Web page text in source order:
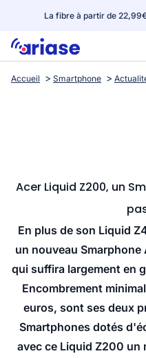
La fibre à partir de
Box internet
Streaming
Accueil Smartphone
Acer Liquid Z200, un
En plus de son Liquid
un nouveau
qui suffira largement en
Encombrement
euros, sont ses deux
Smartphones dotés
avec ce Liquid Z200